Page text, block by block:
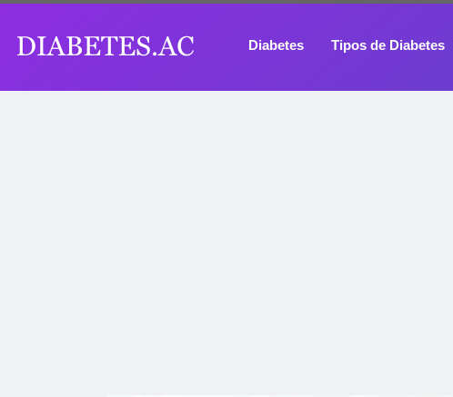
Diabetes Tipos de Diabetes